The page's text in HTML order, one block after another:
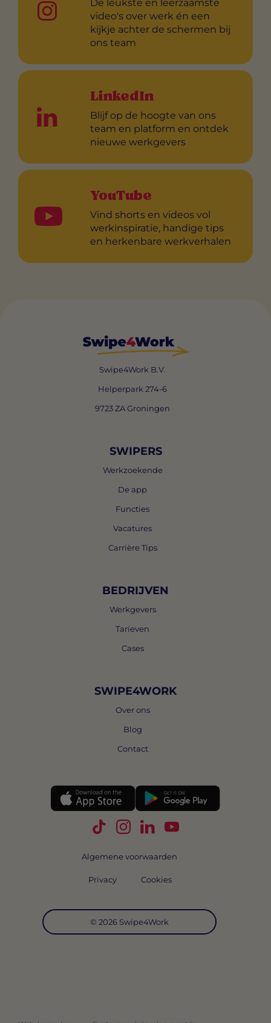
De leukste en leerzaamste
video's over werk én een
kijkje achter de schermen bij
ons team
LinkedIn
Blijf op de hoogte van ons
team en platform en ontdek
nieuwe werkgevers
YouTube
Vind shorts en videos vol
werkinspiratie, handige tips
en herkenbare werkverhalen
Swipe4Work B.V.
Helperpark 274-6
9723 ZA Groningen
SWIPERS
Werkzoekende
De app
Functies
Vacatures
Carrière Tips
BEDRIJVEN
Werkgevers
Tarieven
Cases
SWIPE4WORK
Over ons
Blog
Contact
Volg Swipe4Work op TikTok
Volg Swipe4Work op
Volg Swipe4Work op
Volg Swipe4Work
© 2026 Swipe4Work
Algemene voorwaarden
Privacy Cookies